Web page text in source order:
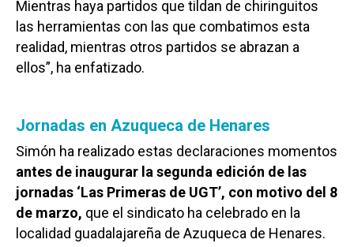
Mientras haya partidos que tildan de chiringuitos
las herramientas con las que combatimos esta
realidad, mientras otros partidos se abrazan a
ellos”, ha enfatizado.
Jornadas en Azuqueca de Henares
Simón ha realizado estas declaraciones momentos
antes de inaugurar la segunda edición de las
jornadas ‘Las Primeras de UGT’, con motivo del 8
de marzo, que el sindicato ha celebrado en la
localidad guadalajareña de Azuqueca de Henares.